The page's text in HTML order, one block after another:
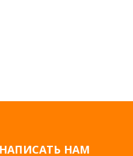
НАПИСАТЬ НАМ